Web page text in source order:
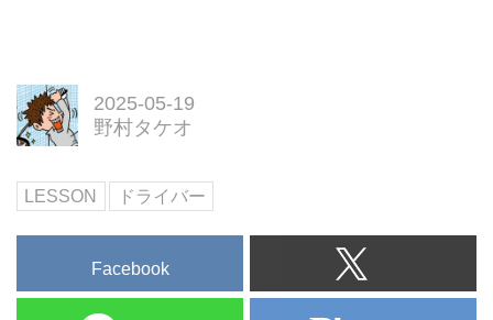
2025-05-19
野村タケオ
LESSON ドライバー
Facebook